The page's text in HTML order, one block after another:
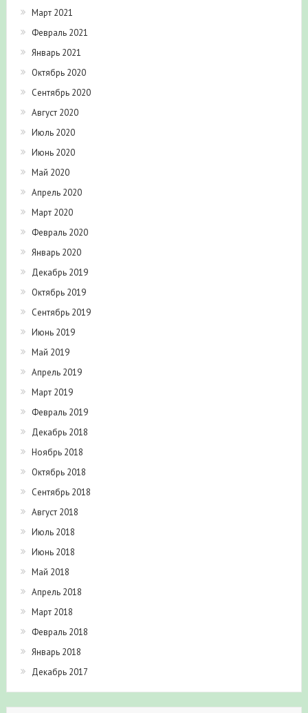
Март 2021
Февраль 2021
Январь 2021
Октябрь 2020
Сентябрь 2020
Август 2020
Июль 2020
Июнь 2020
Май 2020
Апрель 2020
Март 2020
Февраль 2020
Январь 2020
Декабрь 2019
Октябрь 2019
Сентябрь 2019
Июнь 2019
Май 2019
Апрель 2019
Март 2019
Февраль 2019
Декабрь 2018
Ноябрь 2018
Октябрь 2018
Сентябрь 2018
Август 2018
Июль 2018
Июнь 2018
Май 2018
Апрель 2018
Март 2018
Февраль 2018
Январь 2018
Декабрь 2017